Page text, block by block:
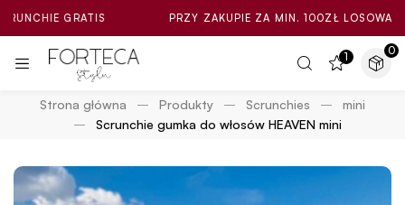
GRATIS PRZY ZAKUPIE ZA MIN. 100ZŁ LOSOWA MINI
1 0
Strona główna Produkty Scrunchies
mini
Scrunchie gumka do włosów HEAVEN mini